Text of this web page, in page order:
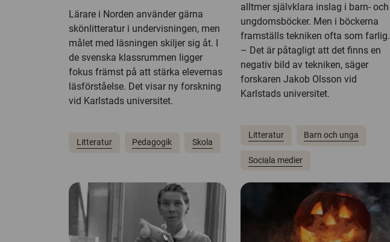
Lärare i Norden använder gärna
skönlitteratur i undervisningen, men
målet med läsningen skiljer sig åt. I
de svenska klassrummen ligger
fokus främst på att stärka elevernas
läsförståelse. Det visar ny forskning
vid Karlstads universitet.
Litteratur Pedagogik Skola
alltmer självklara inslag i barn- och
ungdomsböcker. Men i böckerna
framställs tekniken ofta som farlig.
– Det är påtagligt att det finns en
negativ bild av tekniken, säger
forskaren Jakob Olsson vid
Karlstads universitet.
Litteratur Barn och unga
Sociala medier